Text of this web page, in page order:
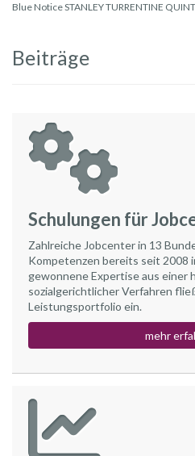
Blue Notice STANLEY TURRENTINE
Beiträge
Schulungen für
Zahlreiche Jobcenter in 13
Kompetenzen bereits seit 2008
gewonnene Expertise aus einer
sozialgerichtlicher Verfahren
Leistungsportfolio ein.
mehr